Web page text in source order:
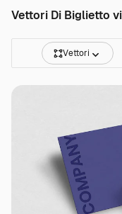
Vettori Di Biglietto
Vettori